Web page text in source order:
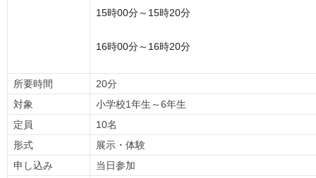
15時00分～15時20分
16時00分～16時20分
所要時間
20分
対象
小学校1年生～6年生
定員
10名
形式
展示・体験
申し込み
当日参加